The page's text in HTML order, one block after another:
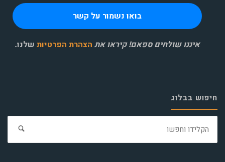
איננו שולחים ספאם! קיראו את הצהרת הפרטיות שלנו.
חיפוש בבלוג